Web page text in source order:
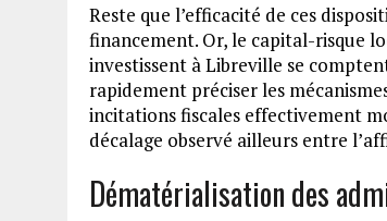
Reste que l’efficacité de ces
financement. Or, le capital-risque
investissent à Libreville se
rapidement préciser les
incitations fiscales effectivement
décalage observé ailleurs entre
Dématérialisation des